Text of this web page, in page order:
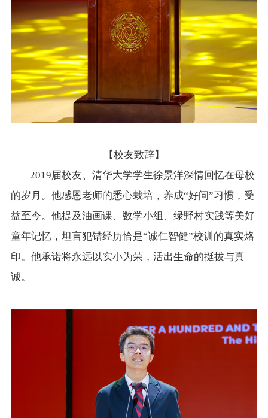
【校友致辞】
2019届校友、清华大学学生徐景洋深情回忆在母校
的岁月。他感恩老师的悉心栽培，养成“好问”习惯，受
益至今。他提及油画课、数学小组、绿野村实践等美好
童年记忆，坦言犯错经历恰是“诚仁智健”校训的真实烙
印。他承诺将永远以实小为荣，活出生命的挺拔与真
诚。